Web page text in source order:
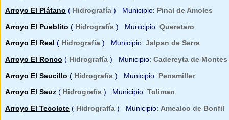
Arroyo El Plátano ( Hidrografía ) Municipio: Pinal de Amoles
Arroyo El Pueblito ( Hidrografía ) Municipio: Queretaro
Arroyo El Real ( Hidrografía ) Municipio: Jalpan de Serra
Arroyo El Ronco ( Hidrografía ) Municipio: Cadereyta de Montes
Arroyo El Saucillo ( Hidrografía ) Municipio: Penamiller
Arroyo El Sauz ( Hidrografía ) Municipio: Toliman
Arroyo El Tecolote ( Hidrografía ) Municipio: Amealco de Bonfil